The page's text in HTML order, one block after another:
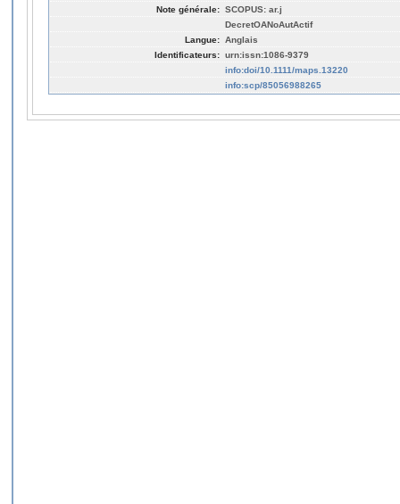
Note générale: SCOPUS: ar.j
DecretOANoAutActif
Langue: Anglais
Identificateurs: urn:issn:1086-9379
info:doi/10.1111/maps.13220
info:scp/85056988265